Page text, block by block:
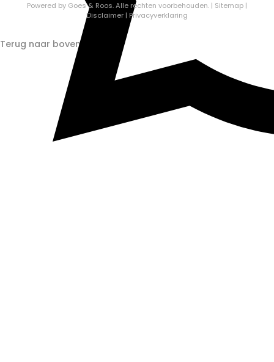
Powered by Goes & Roos.Alle rechten voorbehouden. | Sitemap |
Disclaimer | Privacyverklaring